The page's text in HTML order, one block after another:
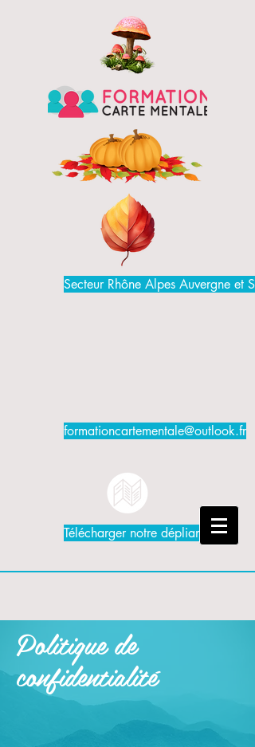
Secteur Rhône Alpes Auvergne et
formationcartementale@outlook.fr
Télécharger notre dépliant PDF
Politique de
confidentialité